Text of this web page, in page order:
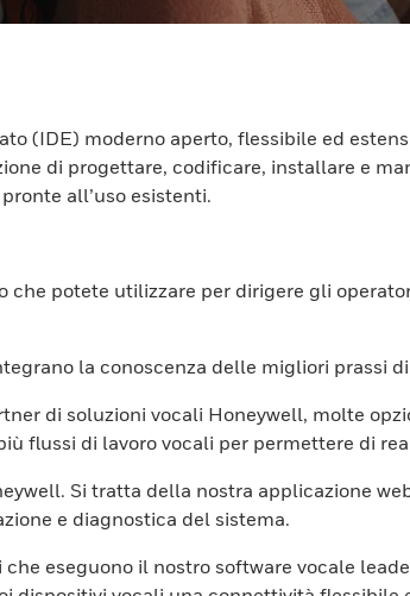
(IDE) moderno aperto, flessibile ed
di progettare, codificare, installare e
all’uso esistenti.
che potete utilizzare per dirigere gli
la conoscenza delle migliori prassi
di soluzioni vocali Honeywell, molte
flussi di lavoro vocali per permettere di
Si tratta della nostra applicazione
e diagnostica del sistema.
eseguono il nostro software vocale